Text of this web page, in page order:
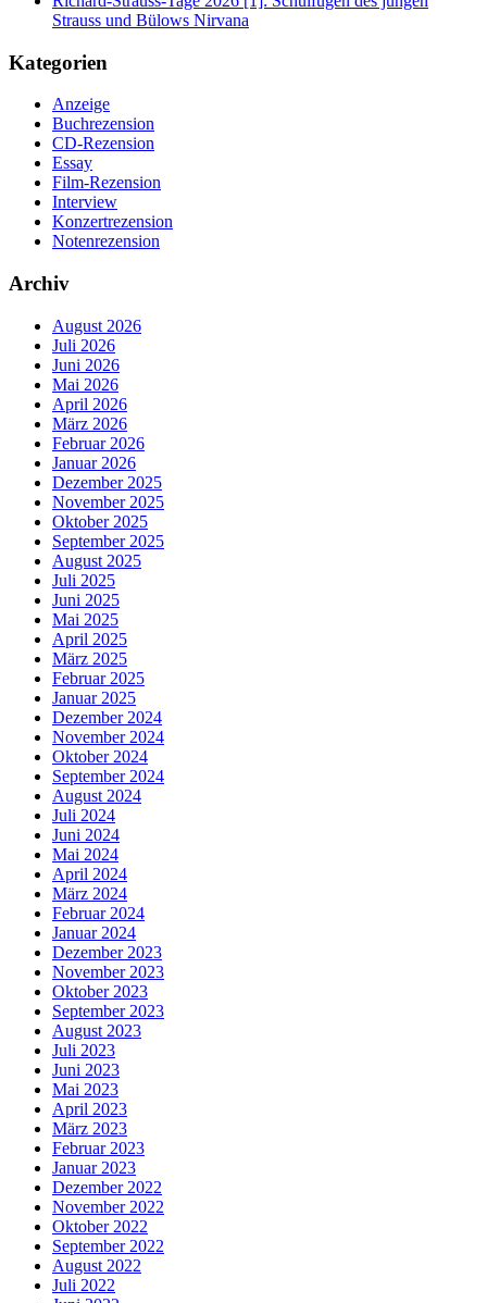
Strauss und Bülows Nirvana
Kategorien
Anzeige
Buchrezension
CD-Rezension
Essay
Film-Rezension
Interview
Konzertrezension
Notenrezension
Archiv
August 2026
Juli 2026
Juni 2026
Mai 2026
April 2026
März 2026
Februar 2026
Januar 2026
Dezember 2025
November 2025
Oktober 2025
September 2025
August 2025
Juli 2025
Juni 2025
Mai 2025
April 2025
März 2025
Februar 2025
Januar 2025
Dezember 2024
November 2024
Oktober 2024
September 2024
August 2024
Juli 2024
Juni 2024
Mai 2024
April 2024
März 2024
Februar 2024
Januar 2024
Dezember 2023
November 2023
Oktober 2023
September 2023
August 2023
Juli 2023
Juni 2023
Mai 2023
April 2023
März 2023
Februar 2023
Januar 2023
Dezember 2022
November 2022
Oktober 2022
September 2022
August 2022
Juli 2022